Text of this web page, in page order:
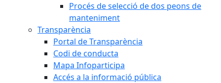
Procés de selecció de dos peons de
manteniment
Transparència
Portal de Transparència
Codi de conducta
Mapa Infoparticipa
Accés a la informació pública